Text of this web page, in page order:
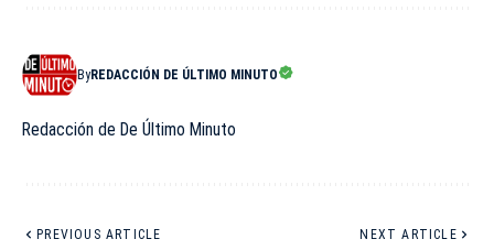
ByREDACCIÓN DE ÚLTIMO MINUTO
Redacción de De Último Minuto
PREVIOUS ARTICLE NEXT ARTICLE